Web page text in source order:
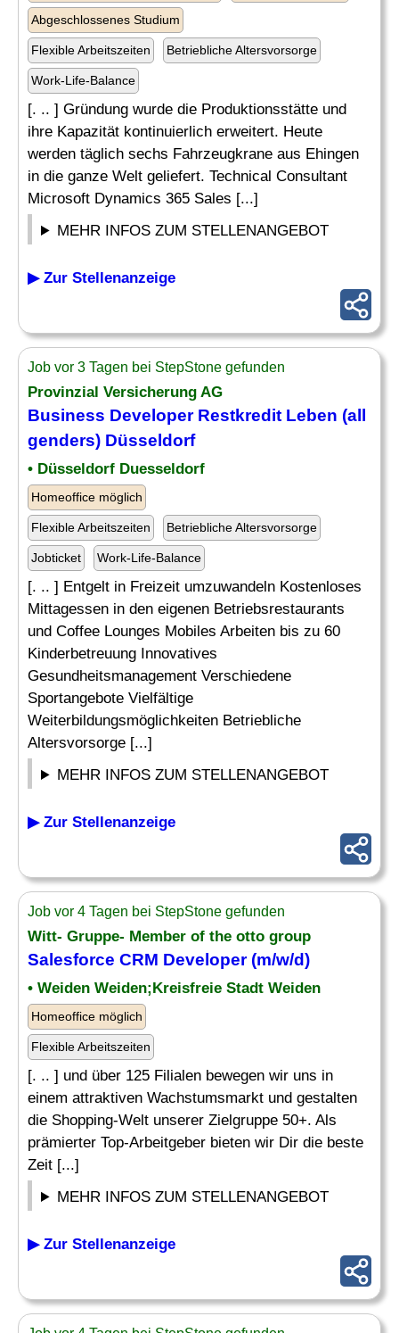
Abgeschlossenes Studium
Flexible Arbeitszeiten Betriebliche Altersvorsorge
Work-Life-Balance
[. .. ] Gründung wurde die Produktionsstätte und
ihre Kapazität kontinuierlich erweitert. Heute
werden täglich sechs Fahrzeugkrane aus Ehingen
in die ganze Welt geliefert. Technical Consultant
Microsoft Dynamics 365 Sales [...]
MEHR INFOS ZUM STELLENANGEBOT
▶ Zur Stellenanzeige
Job vor 3 Tagen bei StepStone gefunden
Provinzial Versicherung AG
Business DeveloperRestkredit Leben (all
genders) Düsseldorf
• Düsseldorf Duesseldorf
Homeoffice möglich
Flexible Arbeitszeiten Betriebliche Altersvorsorge
Jobticket Work-Life-Balance
[. .. ] Entgelt in Freizeit umzuwandeln Kostenloses
Mittagessen in den eigenen Betriebsrestaurants
und Coffee Lounges Mobiles Arbeiten bis zu 60
Kinderbetreuung Innovatives
Gesundheitsmanagement Verschiedene
Sportangebote Vielfältige
Weiterbildungsmöglichkeiten Betriebliche
Altersvorsorge [...]
MEHR INFOS ZUM STELLENANGEBOT
▶ Zur Stellenanzeige
Job vor 4 Tagen bei StepStone gefunden
Witt- Gruppe- Member of the otto group
Salesforce CRM Developer(m/w/d)
• Weiden Weiden;Kreisfreie Stadt Weiden
Homeoffice möglich
Flexible Arbeitszeiten
[. .. ] und über 125 Filialen bewegen wir uns in
einem attraktiven Wachstumsmarkt und gestalten
die Shopping-Welt unserer Zielgruppe 50+. Als
prämierter Top-Arbeitgeber bieten wir Dir die beste
Zeit [...]
MEHR INFOS ZUM STELLENANGEBOT
▶ Zur Stellenanzeige